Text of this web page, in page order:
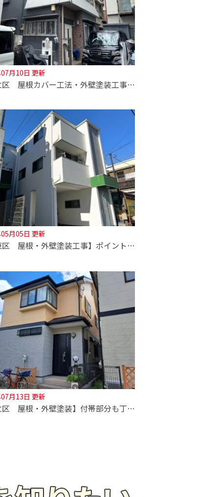
月10日 更新
【足立区 屋根カバー工法・外壁塗装工事】見えない下地部分にこだわって長持ち塗装を！
月05日 更新
【江東区 屋根・外壁塗装工事】ポイントカラーがおしゃれなお住まいです！
月13日 更新
【足立区 屋根・外壁塗装】付帯部分も丁寧に施工いたします！